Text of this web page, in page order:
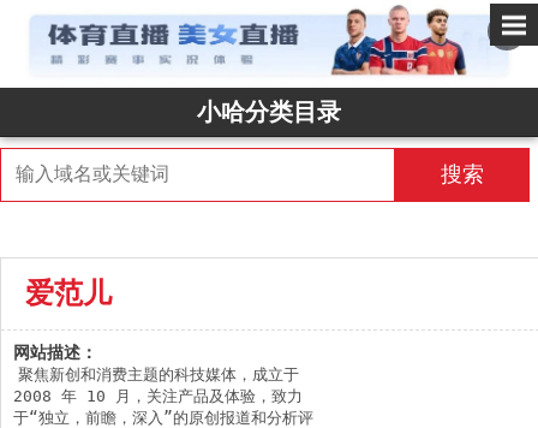
✕
小哈分类目录
搜索
爱范儿
网站描述：
聚焦新创和消费主题的科技媒体，成立于
2008 年 10 月，关注产品及体验，致力
于“独立，前瞻，深入”的原创报道和分析评